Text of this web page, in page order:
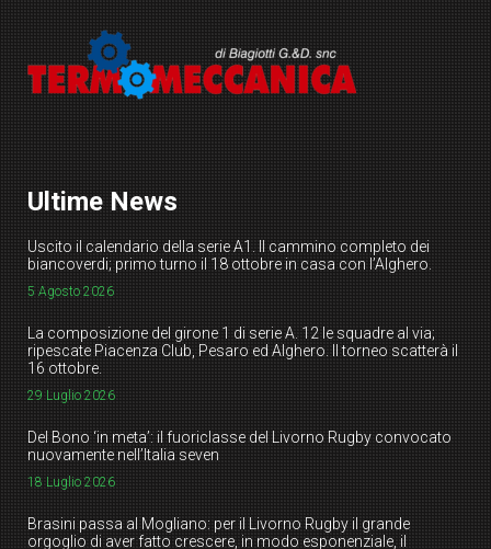
Ultime News
Uscito il calendario della serie A1. Il cammino completo dei
biancoverdi; primo turno il 18 ottobre in casa con l’Alghero.
5 Agosto 2026
La composizione del girone 1 di serie A. 12 le squadre al via;
ripescate Piacenza Club, Pesaro ed Alghero. Il torneo scatterà il
16 ottobre.
29 Luglio 2026
Del Bono ‘in meta’: il fuoriclasse del Livorno Rugby convocato
nuovamente nell’Italia seven
18 Luglio 2026
Brasini passa al Mogliano: per il Livorno Rugby il grande
orgoglio di aver fatto crescere, in modo esponenziale, il